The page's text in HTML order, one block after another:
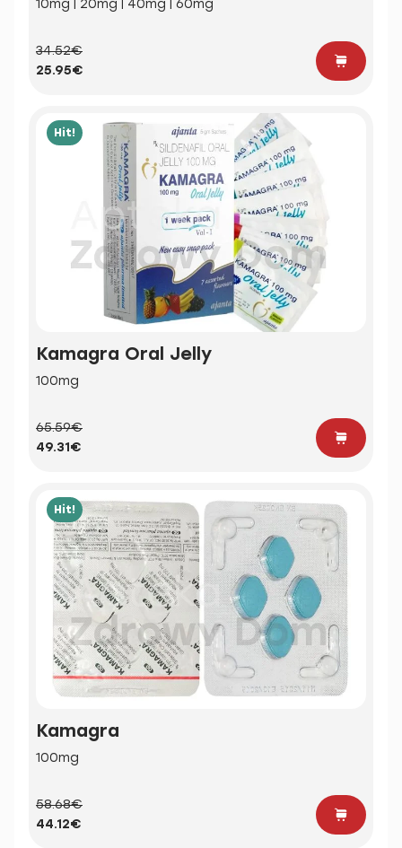
10mg | 20mg | 40mg | 60mg
34.52€
25.95€
Hit!
Kamagra Oral Jelly
100mg
65.59€
49.31€
Hit!
Kamagra
100mg
58.68€
44.12€